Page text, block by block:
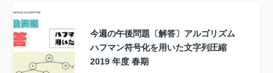
今週の午後問題〔解答〕アルゴリズム
ハフマン符号化を用いた文字列圧縮
2019 年度 春期